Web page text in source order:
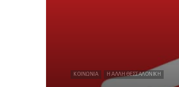
ΚΟΙΝΩΝΊΑ Η ΆΛΛΗ ΘΕΣΣΑΛΟΝΊΚΗ